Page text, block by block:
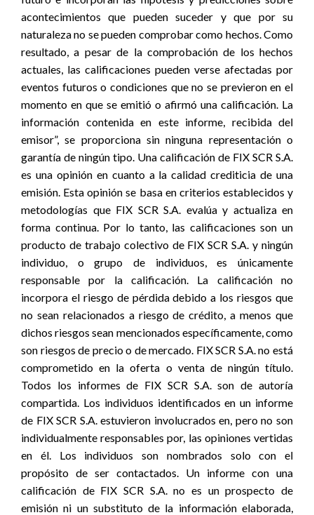
acontecimientos que pueden suceder y que por su
naturaleza no se pueden comprobar como hechos. Como
resultado, a pesar de la comprobación de los hechos
actuales, las calificaciones pueden verse afectadas por
eventos futuros o condiciones que no se previeron en el
momento en que se emitió o afirmó una calificación. La
información contenida en este informe, recibida del
emisor”, se proporciona sin ninguna representación o
garantía de ningún tipo. Una calificación de FIX SCR S.A.
es una opinión en cuanto a la calidad crediticia de una
emisión. Esta opinión se basa en criterios establecidos y
metodologías que FIX SCR S.A. evalúa y actualiza en
forma continua. Por lo tanto, las calificaciones son un
producto de trabajo colectivo de FIX SCR S.A. y ningún
individuo, o grupo de individuos, es únicamente
responsable por la calificación. La calificación no
incorpora el riesgo de pérdida debido a los riesgos que
no sean relacionados a riesgo de crédito, a menos que
dichos riesgos sean mencionados específicamente, como
son riesgos de precio o de mercado. FIX SCR S.A. no está
comprometido en la oferta o venta de ningún título.
Todos los informes de FIX SCR S.A. son de autoría
compartida. Los individuos identificados en un informe
de FIX SCR S.A. estuvieron involucrados en, pero no son
individualmente responsables por, las opiniones vertidas
en él. Los individuos son nombrados solo con el
propósito de ser contactados. Un informe con una
calificación de FIX SCR S.A. no es un prospecto de
emisión ni un substituto de la información elaborada,